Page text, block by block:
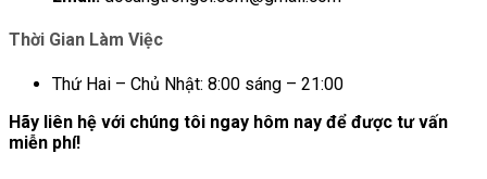
Thời Gian Làm Việc
Thứ Hai – Chủ Nhật: 8:00 sáng – 21:00
Hãy liên hệ với chúng tôi ngay hôm nay để được tư vấn
miễn phí!